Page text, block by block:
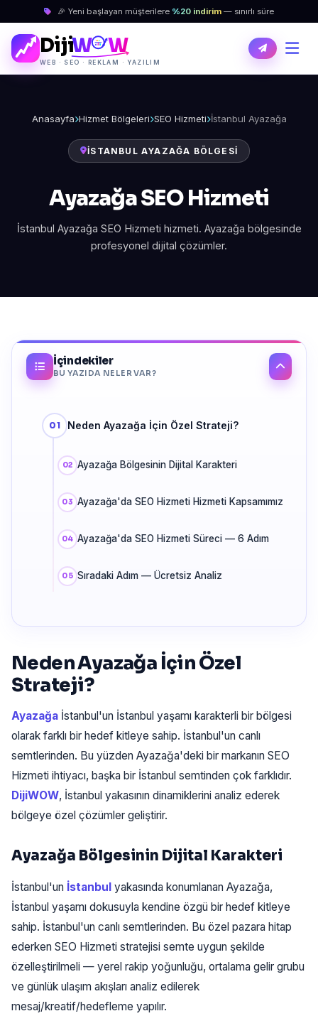
🎉 Yeni başlayan müşterilere %20 indirim — sınırlı süre
DijiW W
WEB · SEO · REKLAM · YAZILIM
Anasayfa Hizmet Bölgeleri SEO Hizmeti İstanbul Ayazağa
İSTANBUL AYAZAĞA BÖLGESI
Ayazağa SEO Hizmeti
İstanbul Ayazağa SEO Hizmeti hizmeti. Ayazağa bölgesinde
profesyonel dijital çözümler.
İçindekiler
BU YAZIDA NELER VAR?
Neden Ayazağa İçin Özel Strateji?
Ayazağa Bölgesinin Dijital Karakteri
Ayazağa'da SEO Hizmeti Hizmeti Kapsamımız
Ayazağa'da SEO Hizmeti Süreci — 6 Adım
Sıradaki Adım — Ücretsiz Analiz
Neden Ayazağa İçin Özel
Strateji?
Ayazağa İstanbul'un İstanbul yaşamı karakterli bir bölgesi
olarak farklı bir hedef kitleye sahip. İstanbul'un canlı
semtlerinden. Bu yüzden Ayazağa'deki bir markanın SEO
Hizmeti ihtiyacı, başka bir İstanbul semtinden çok farklıdır.
DijiWOW, İstanbul yakasının dinamiklerini analiz ederek
bölgeye özel çözümler geliştirir.
Ayazağa Bölgesinin Dijital Karakteri
İstanbul'un İstanbul yakasında konumlanan Ayazağa,
İstanbul yaşamı dokusuyla kendine özgü bir hedef kitleye
sahip. İstanbul'un canlı semtlerinden. Bu özel pazara hitap
ederken SEO Hizmeti stratejisi semte uygun şekilde
özelleştirilmeli — yerel rakip yoğunluğu, ortalama gelir grubu
ve günlük ulaşım akışları analiz edilerek
mesaj/kreatif/hedefleme yapılır.